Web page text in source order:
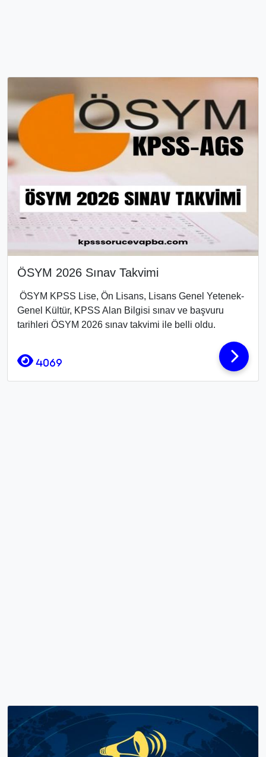
ÖSYM 2026 Sınav Takvimi
ÖSYM KPSS Lise, Ön Lisans, Lisans Genel Yetenek-
Genel Kültür, KPSS Alan Bilgisi sınav ve başvuru
tarihleri ÖSYM 2026 sınav takvimi ile belli oldu.
4069